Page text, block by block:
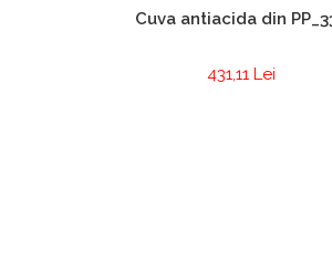
Cuva antiacida din
431,11 Lei